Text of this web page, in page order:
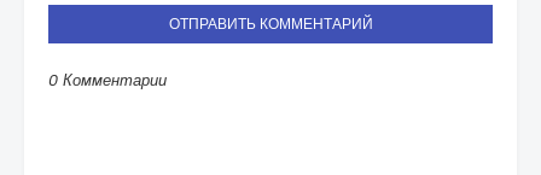
ОТПРАВИТЬ КОММЕНТАРИЙ
0 Комментарии